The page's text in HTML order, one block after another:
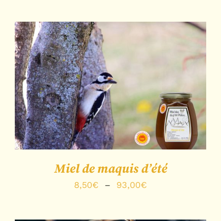
Note5.00
5
DÉTAILS
Miel de maquis d’été
8,50€ – 93,00€